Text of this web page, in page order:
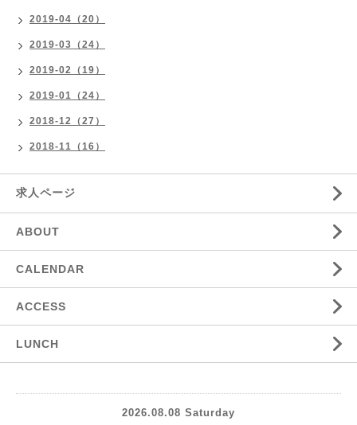
2019-04（20）
2019-03（24）
2019-02（19）
2019-01（24）
2018-12（27）
2018-11（16）
求人ページ
ABOUT
CALENDAR
ACCESS
LUNCH
2026.08.08 Saturday